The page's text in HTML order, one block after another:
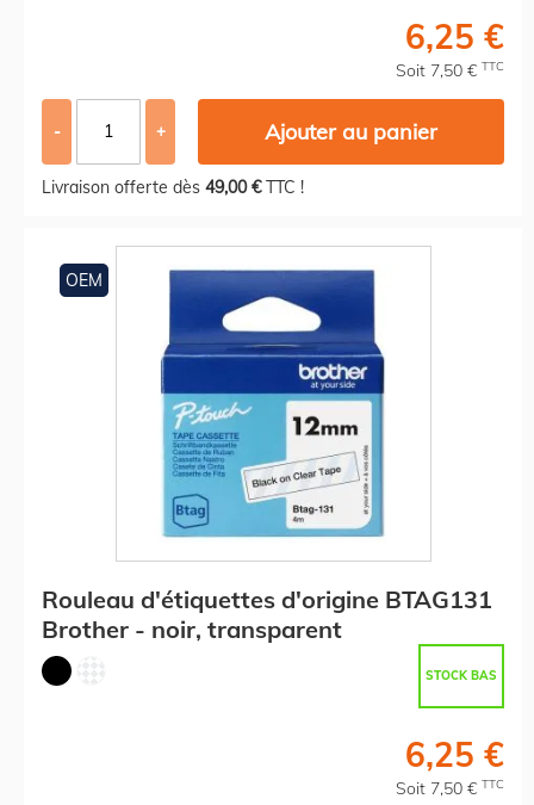
6,25 €
Soit 7,50 € TTC
- + Ajouter au panier
Livraison offerte dès 49,00 €TTC !
OEM
Rouleau d'étiquettes d'origine BTAG131
Brother - noir, transparent
STOCK BAS
6,25 €
Soit 7,50 € TTC